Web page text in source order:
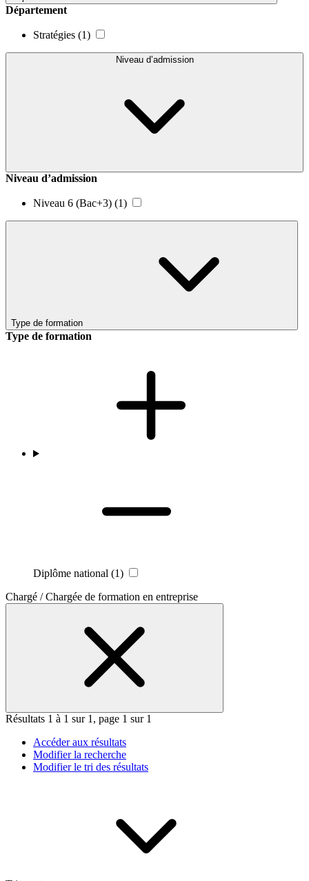
Département
Stratégies (1)
Niveau d’admission
Niveau d’admission
Niveau 6 (Bac+3) (1)
Type de formation
Type de formation
Diplôme national (1)
Chargé / Chargée de formation en entreprise
Résultats 1 à 1 sur 1, page 1 sur 1
Accéder aux résultats
Modifier la recherche
Modifier le tri des résultats